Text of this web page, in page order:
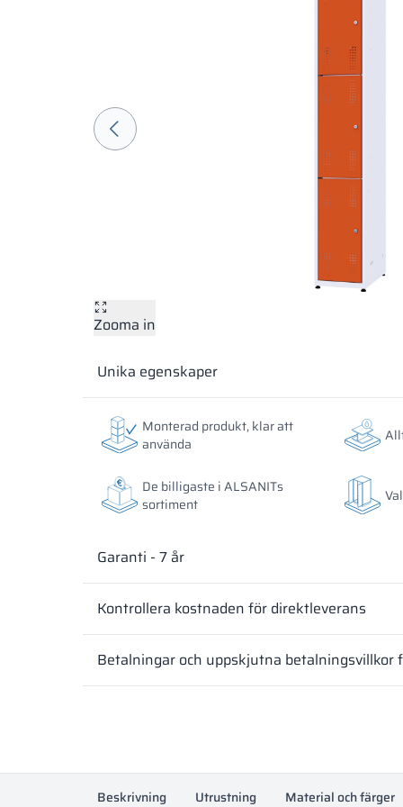
Zooma in
Unika egenskaper
Monterad produkt, klar att
använda
De billigaste i ALSANITs
sortiment
Garanti - 7 år
Kontrollera kostnaden för direktleverans
Betalningar och uppskjutna betalningsvillkor
Beskrivning Utrustning Material och färger
Färgerna på materialen enligt RAL-klassificering är
avvika från de faktiska beroende på skärmens
Färgerna på materialen enligt RAL-klassificering är
avvika från de faktiska beroende på skärmens